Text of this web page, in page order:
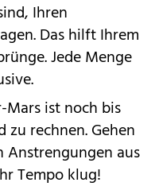
Ihren
Das hilft Ihrem
Jede Menge
Mars ist noch bis
zu rechnen. Gehen
Anstrengungen aus
Tempo klug!